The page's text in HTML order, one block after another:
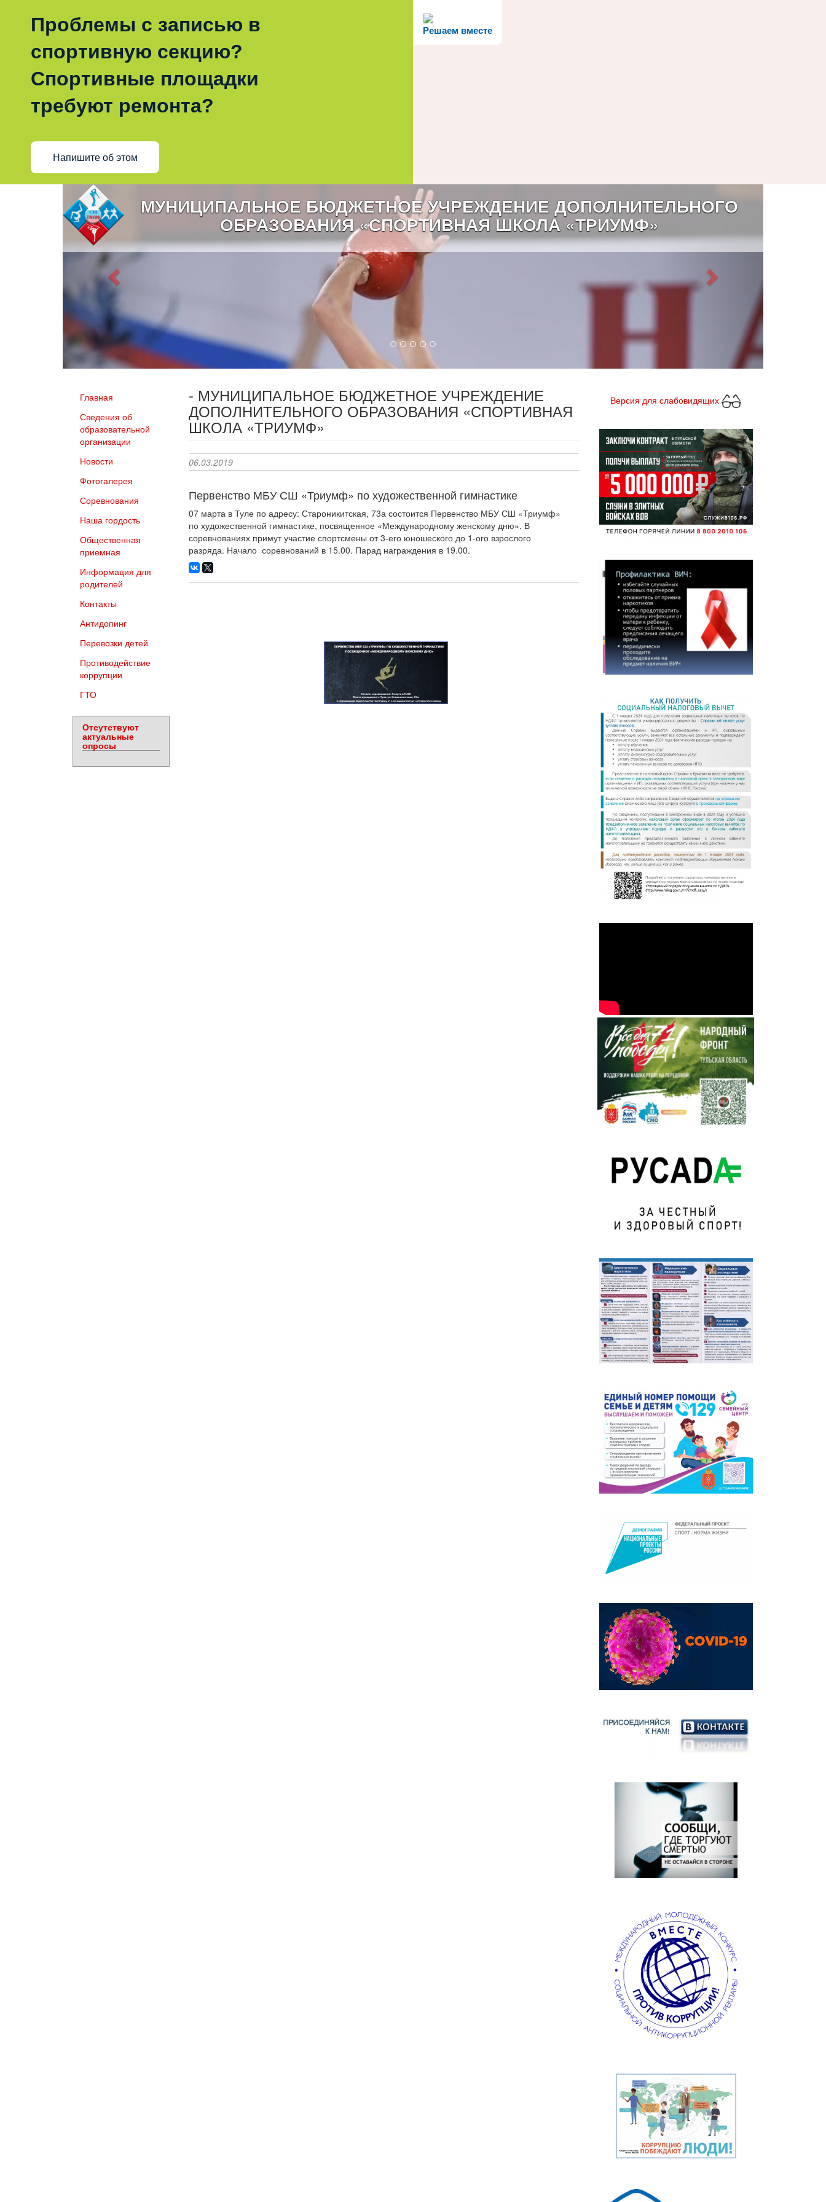
Решаем вместе
Проблемы с записью в
спортивную секцию?
Спортивные площадки
требуют ремонта?
Напишите об этом
МУНИЦИПАЛЬНОЕ БЮДЖЕТНОЕ УЧРЕЖДЕНИЕ ДОПОЛНИТЕЛЬНОГО
ОБРАЗОВАНИЯ «СПОРТИВНАЯ ШКОЛА «ТРИУМФ»
Главная
Сведения об
образовательной
организации
Новости
Фотогалерея
Соревнования
Наша гордость
Общественная
приемная
Информация для
родителей
Контакты
Антидопинг
Перевозки детей
Противодействие
коррупции
ГТО
Отсутствуют
актуальные
опросы
- МУНИЦИПАЛЬНОЕ БЮДЖЕТНОЕ УЧРЕЖДЕНИЕ
ДОПОЛНИТЕЛЬНОГО ОБРАЗОВАНИЯ «СПОРТИВНАЯ
ШКОЛА «ТРИУМФ»
06.03.2019
Первенство МБУ СШ «Триумф» по художественной гимнастике
07 марта в Туле по адресу: Староникитская, 73а состоится Первенство МБУ СШ «Триумф»
по художественной гимнастике, посвященное «Международному женскому дню». В
соревнованиях примут участие спортсмены от 3-его юношеского до 1-ого взрослого
разряда. Начало соревнований в 15.00. Парад награждения в 19.00.
Версия для слабовидящих